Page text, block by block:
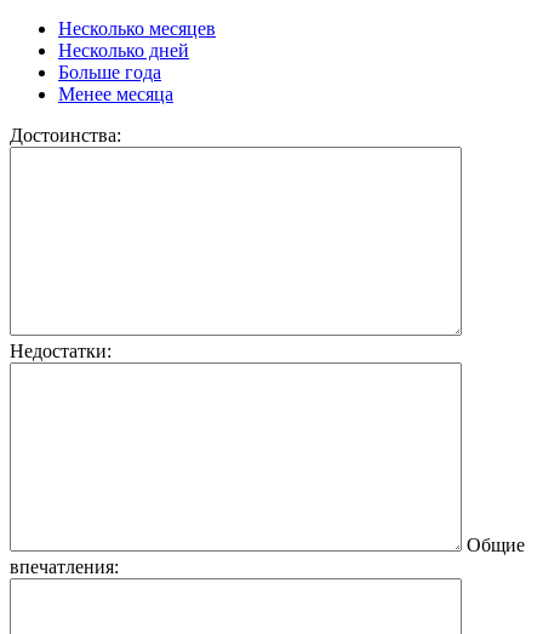
Несколько месяцев
Несколько дней
Больше года
Менее месяца
Достоинства:
Недостатки:
Общие
впечатления: